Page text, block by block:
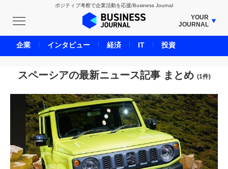
ポジティブ考察で企業活動を応援/Business Journal
YOUR
JOURNAL
BUSINESS JOURNAL
UNICORN JOURNAL
CARBON CREDITS JOURNAL
ENERGY MANAGEMENT JOURNAL
INBOUND JOURNAL
LIFE ENDING JOURNAL
AI JOURNAL
REAL ESTATE BROKERAGE JOURNAL
スペーシアの最新ニュース記事 まとめ (1件)
企業 インタビュー 経済 IT 投資